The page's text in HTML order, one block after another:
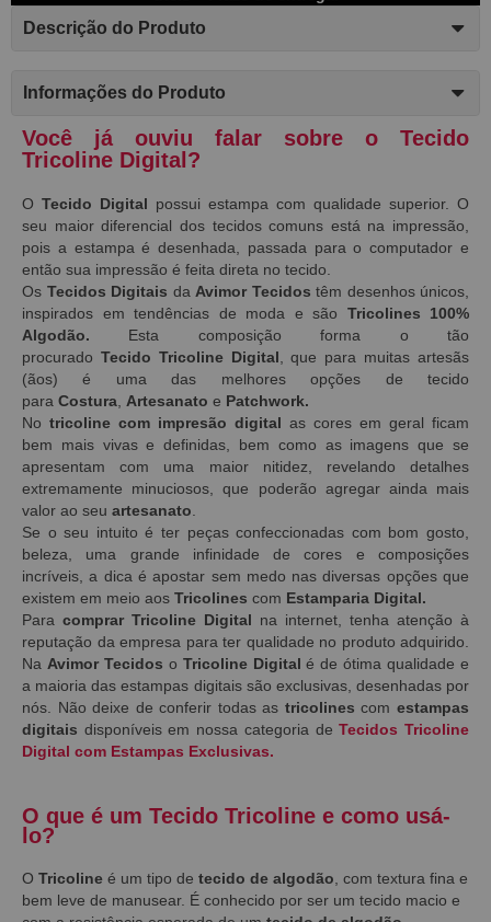
Descrição do Produto
Informações do Produto
Você já ouviu falar sobre o Tecido
Tricoline Digital?
O Tecido Digital possui estampa com qualidade superior. O
seu maior diferencial dos tecidos comuns está na impressão,
pois a estampa é desenhada, passada para o computador e
então sua impressão é feita direta no tecido.
Os Tecidos Digitais da Avimor Tecidos têm desenhos únicos,
inspirados em tendências de moda e são Tricolines 100%
Algodão. Esta composição forma o tão
procurado Tecido Tricoline Digital , que para muitas artesãs
(ãos) é uma das melhores opções de tecido
para Costura Artesanato e Patchwork.
No tricoline com impresão digital as cores em geral ficam
bem mais vivas e definidas, bem como as imagens que se
apresentam com uma maior nitidez, revelando detalhes
extremamente minuciosos, que poderão agregar ainda mais
valor ao seu artesanato
Se o seu intuito é ter peças confeccionadas com bom gosto,
beleza, uma grande infinidade de cores e composições
incríveis, a dica é apostar sem medo nas diversas opções que
existem em meio aos Tricolines com Estamparia Digital.
Para comprar Tricoline Digital na internet, tenha atenção à
reputação da empresa para ter qualidade no produto adquirido.
Na Avimor Tecidos o Tricoline Digital é de ótima qualidade e
a maioria das estampas digitais são exclusivas, desenhadas por
nós. Não deixe de conferir todas as tricolinescomestampas
digitais disponíveis em nossa categoria deTecidos Tricoline
Digital com Estampas Exclusivas.
O que é um Tecido Tricoline e como usá-
lo?
O Tricoline é um tipo de tecido de algodão , com textura fina e
bem leve de manusear. É conhecido por ser um tecido macio e